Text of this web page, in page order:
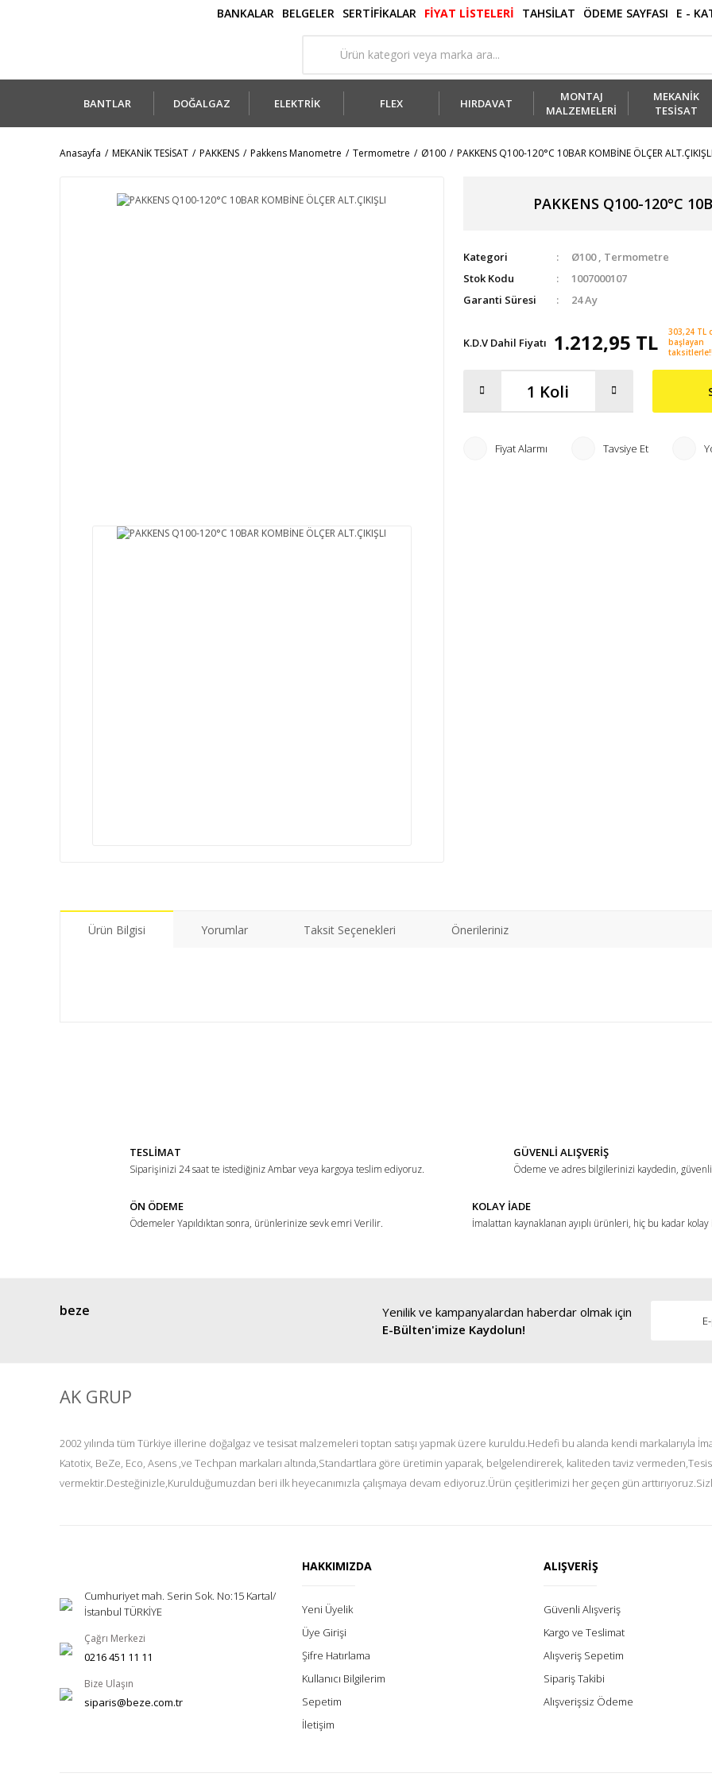
BANKALAR BELGELER SERTİFİKALAR FİYAT LİSTELERİ TAHSİLAT ÖDEME SAYFASI E -
BANTLAR DOĞALGAZ ELEKTRİK FLEX HIRDAVAT
MONTAJ
MALZEMELERİ
MEKANİK
TESİSAT
Anasayfa MEKANİK TESİSAT PAKKENS Pakkens Manometre Termometre Ø100 PAKKENS Q100-120°C 10BAR KOMBİNE ÖLÇER ALT.ÇIKIŞLI
PAKKENS Q100-120°C
Kategori Ø100 , Termometre
Stok Kodu
1007000107
Garanti Süresi
24 Ay
K.D.V Dahil Fiyatı 1.212,95 TL
303,24 TL
başlayan
taksitlerle!!
Fiyat Alarmı Tavsiye Et
Ürün Bilgisi Yorumlar Taksit Seçenekleri Önerileriniz
Ürün bilgilerinde hatalar bulunuyor.
Bu ürüne benzer farklı alternatifler olmalı.
Gönder
TESLİMAT
Siparişinizi 24 saat te istediğiniz Ambar veya kargoya teslim ediyoruz.
GÜVENLİ ALIŞVERİŞ
Ödeme ve adres bilgilerinizi kaydedin, güvenli
ÖN ÖDEME
Ödemeler Yapıldıktan sonra, ürünlerinize sevk emri Verilir.
KOLAY İADE
İmalattan kaynaklanan ayıplı ürünleri, hiç bu kadar kolay
beze
Yenilik ve kampanyalardan haberdar olmak için
E-Bülten'imize Kaydolun!
AK GRUP
2002 yılında tüm Türkiye illerine doğalgaz ve tesisat malzemeleri toptan satışı yapmak üzere kuruldu.Hedefi bu alanda kendi markalarıyla
Katotix, BeZe, Eco, Asens ,ve Techpan markaları altında,Standartlara göre üretimin yaparak, belgelendirerek, kaliteden taviz
vermektir.Desteğinizle,Kurulduğumuzdan beri ilk heyecanımızla çalışmaya devam ediyoruz.Ürün çeşitlerimizi her geçen gün
Cumhuriyet mah. Serin Sok. No:15 Kartal/
İstanbul TÜRKİYE
Çağrı Merkezi
0216 451 11 11
Bize Ulaşın
siparis@beze.com.tr
HAKKIMIZDA
Yeni Üyelik
Üye Girişi
Şifre Hatırlama
Kullanıcı Bilgilerim
Sepetim
İletişim
ALIŞVERİŞ
Güvenli Alışveriş
Kargo ve Teslimat
Alışveriş Sepetim
Sipariş Takibi
Alışverişsiz Ödeme